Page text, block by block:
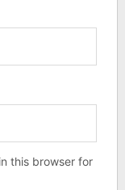
this browser for